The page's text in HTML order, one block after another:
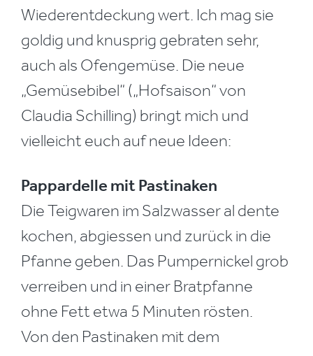
Wiederentdeckung wert. Ich mag sie
goldig und knusprig gebraten sehr,
auch als Ofengemüse. Die neue
„Gemüsebibel“ („Hofsaison“ von
Claudia Schilling) bringt mich und
vielleicht euch auf neue Ideen:
Pappardelle mit Pastinaken
Die Teigwaren im Salzwasser al dente
kochen, abgiessen und zurück in die
Pfanne geben. Das Pumpernickel grob
verreiben und in einer Bratpfanne
ohne Fett etwa 5 Minuten rösten.
Von den Pastinaken mit dem